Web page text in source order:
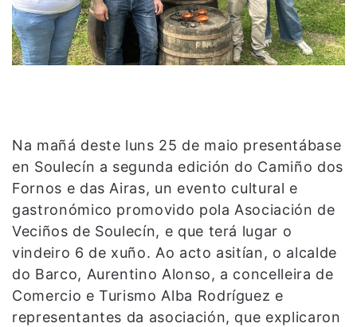
Na mañá deste luns 25 de maio presentábase
en Soulecín a segunda edición do Camiño dos
Fornos e das Airas, un evento cultural e
gastronómico promovido pola Asociación de
Veciños de Soulecín, e que terá lugar o
vindeiro 6 de xuño. Ao acto asitían, o alcalde
do Barco, Aurentino Alonso, a concelleira de
Comercio e Turismo Alba Rodríguez e
representantes da asociación, que explicaron